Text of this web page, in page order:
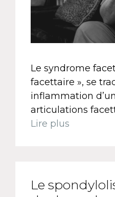
Le syndrome
facettaire », se
inflammation
articulations
Lire plus
Le